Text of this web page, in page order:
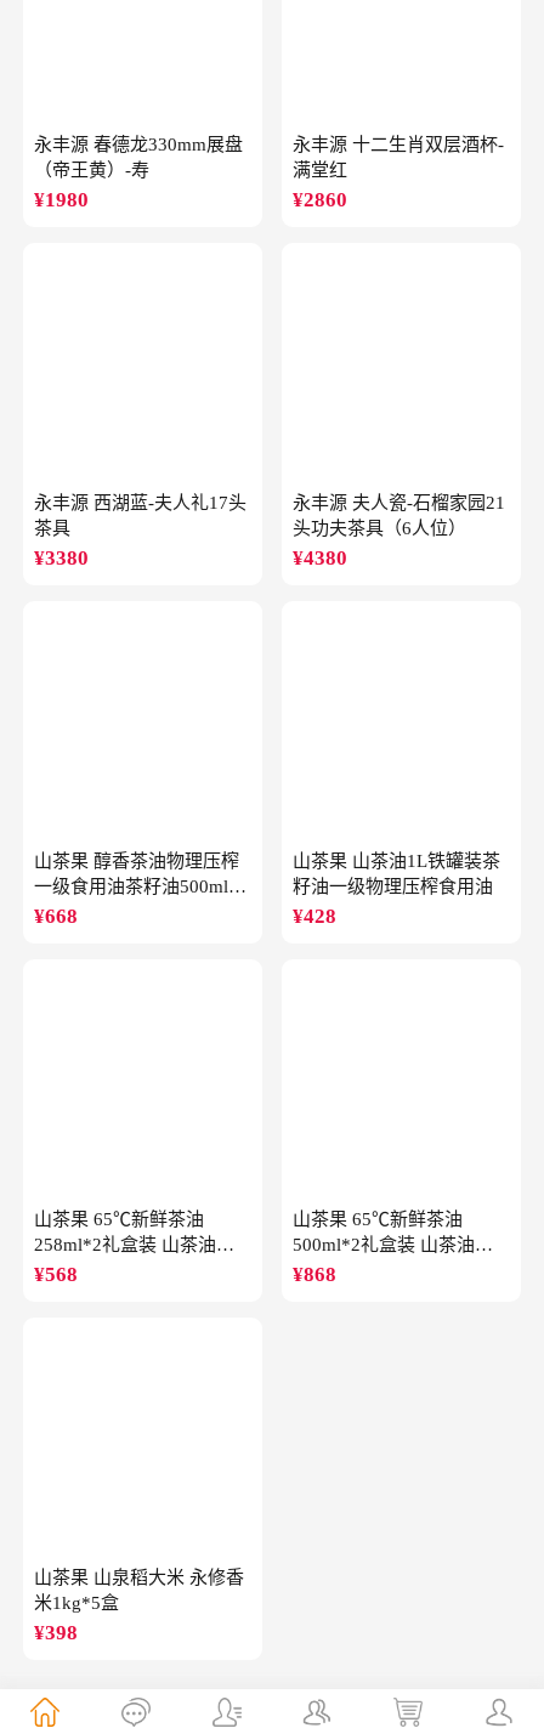
永丰源 春德龙330mm展盘
（帝王黄）-寿
¥1980
永丰源 十二生肖双层酒杯-
满堂红
¥2860
永丰源 西湖蓝-夫人礼17头
茶具
¥3380
永丰源 夫人瓷-石榴家园21
头功夫茶具（6人位）
¥4380
山茶果 醇香茶油物理压榨
一级食用油茶籽油500ml*2
礼盒
¥668
山茶果 山茶油1L铁罐装茶
籽油一级物理压榨食用油
¥428
山茶果 65℃新鲜茶油
258ml*2礼盒装 山茶油一
级冷榨油茶籽油
¥568
山茶果 65℃新鲜茶油
500ml*2礼盒装 山茶油一
级冷榨油茶籽油
¥868
山茶果 山泉稻大米 永修香
米1kg*5盒
¥398